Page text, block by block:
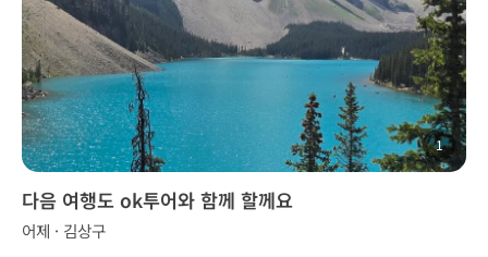
1
다음 여행도 ok투어와 함께 할께요
어제 · 김상구